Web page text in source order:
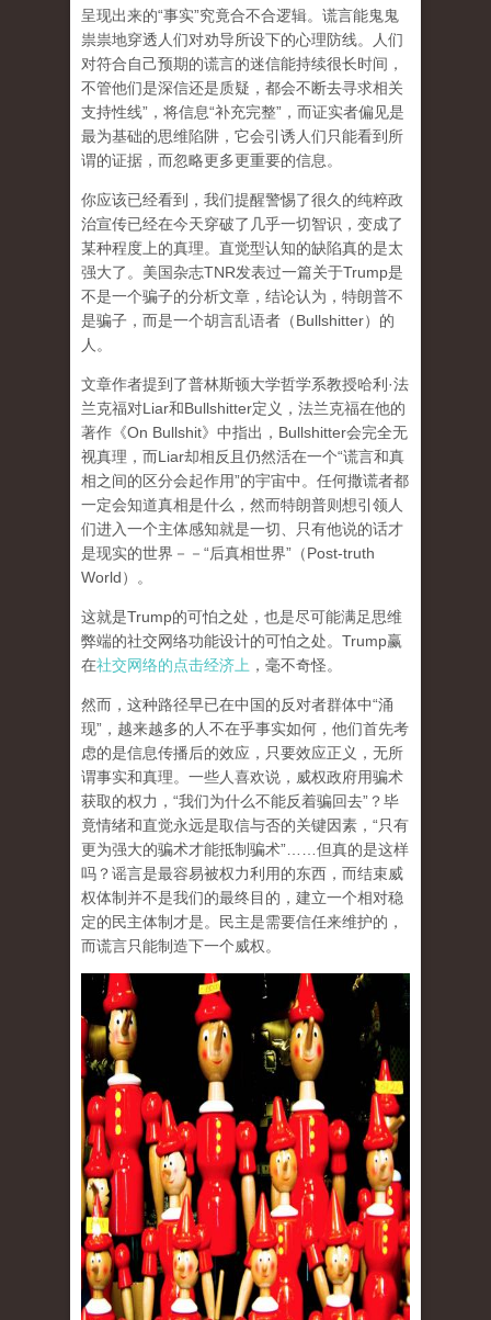
呈现出来的“事实”究竟合不合逻辑。谎言能鬼鬼
祟祟地穿透人们对劝导所设下的心理防线。人们
对符合自己预期的谎言的迷信能持续很长时间，
不管他们是深信还是质疑，都会不断去寻求相关
支持性线”，将信息“补充完整”，而证实者偏见是
最为基础的思维陷阱，它会引诱人们只能看到所
谓的证据，而忽略更多更重要的信息。
你应该已经看到，我们提醒警惕了很久的纯粹政
治宣传已经在今天穿破了几乎一切智识，变成了
某种程度上的真理。直觉型认知的缺陷真的是太
强大了。美国杂志TNR发表过一篇关于Trump是
不是一个骗子的分析文章，结论认为，特朗普不
是骗子，而是一个胡言乱语者（Bullshitter）的
人。
文章作者提到了普林斯顿大学哲学系教授哈利·法
兰克福对Liar和Bullshitter定义，法兰克福在他的
著作《On Bullshit》中指出，Bullshitter会完全无
视真理，而Liar却相反且仍然活在一个“谎言和真
相之间的区分会起作用”的宇宙中。任何撒谎者都
一定会知道真相是什么，然而特朗普则想引领人
们进入一个主体感知就是一切、只有他说的话才
是现实的世界－－“后真相世界”（Post-truth
World）。
这就是Trump的可怕之处，也是尽可能满足思维
弊端的社交网络功能设计的可怕之处。Trump赢
在社交网络的点击经济上 ，毫不奇怪。
然而，这种路径早已在中国的反对者群体中“涌
现”，越来越多的人不在乎事实如何，他们首先考
虑的是信息传播后的效应，只要效应正义，无所
谓事实和真理。一些人喜欢说，威权政府用骗术
获取的权力，“我们为什么不能反着骗回去”？毕
竟情绪和直觉永远是取信与否的关键因素，“只有
更为强大的骗术才能抵制骗术”……但真的是这样
吗？谣言是最容易被权力利用的东西，而结束威
权体制并不是我们的最终目的，建立一个相对稳
定的民主体制才是。民主是需要信任来维护的，
而谎言只能制造下一个威权。